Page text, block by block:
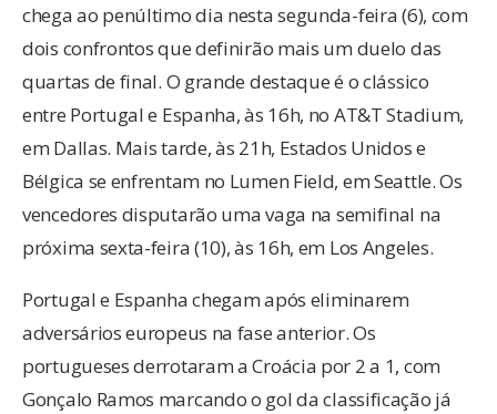
chega ao penúltimo dia nesta segunda-feira (6), com
dois confrontos que definirão mais um duelo das
quartas de final. O grande destaque é o clássico
entre Portugal e Espanha, às 16h, no AT&T Stadium,
em Dallas. Mais tarde, às 21h, Estados Unidos e
Bélgica se enfrentam no Lumen Field, em Seattle. Os
vencedores disputarão uma vaga na semifinal na
próxima sexta-feira (10), às 16h, em Los Angeles.
Portugal e Espanha chegam após eliminarem
adversários europeus na fase anterior. Os
portugueses derrotaram a Croácia por 2 a 1, com
Gonçalo Ramos marcando o gol da classificação já